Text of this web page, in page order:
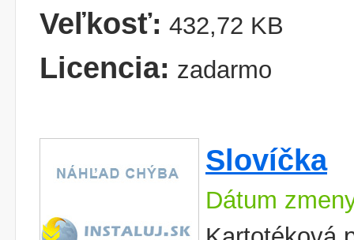
Veľkosť: 432,72 KB
Licencia: zadarmo
Slovíčka
Dátum